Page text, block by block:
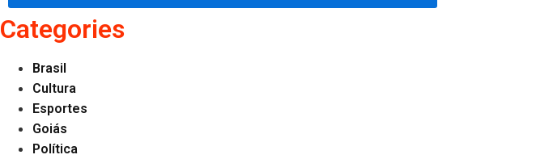
Categories
Brasil
Cultura
Esportes
Goiás
Política